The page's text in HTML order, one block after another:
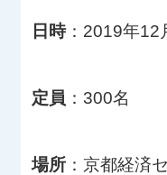
日時：2019年
定員 ：300名
場所 ：京都経済